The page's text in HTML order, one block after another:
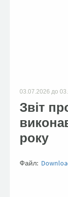
03.07.2026 до
Звіт
року
Файл: